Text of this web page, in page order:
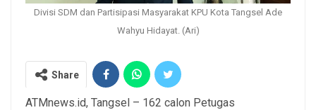
Divisi SDM dan Partisipasi Masyarakat KPU Kota Tangsel Ade
Wahyu Hidayat. (Ari)
Share
ATMnews.id, Tangsel – 162 calon Petugas